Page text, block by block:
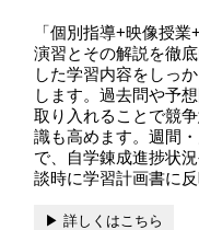
「個別指導+映像授
演習とその解説を徹
した学習内容をしっ
します。過去問や予
取り入れることで競
識も高めます。週間
で、自学錬成進捗状
談時に学習計画書に
▶︎ 詳しくはこちら